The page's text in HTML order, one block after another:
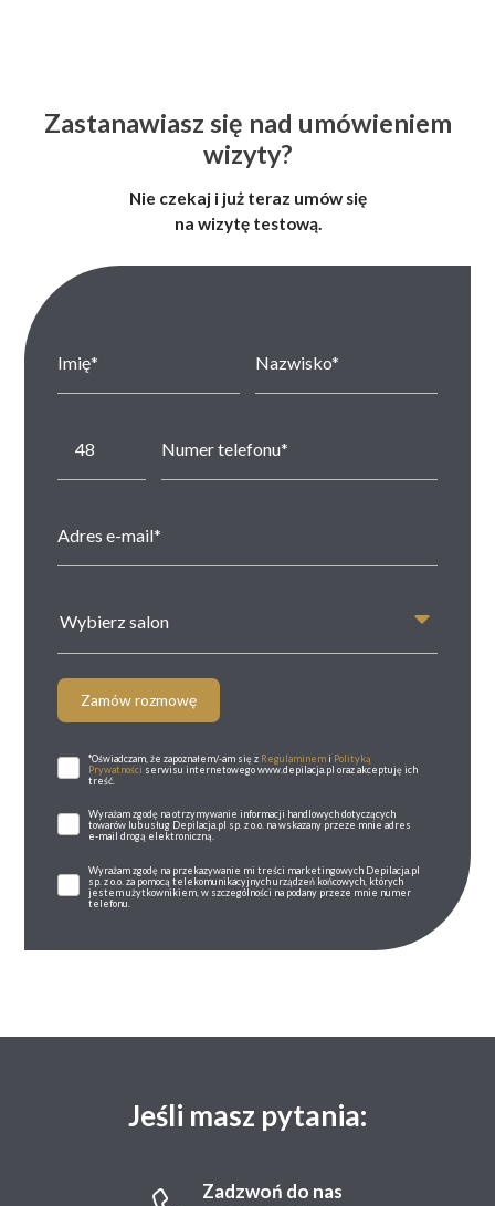
Zastanawiasz się nad umówieniem
wizyty?
Nie czekaj i już teraz umów się
na wizytę testową.
Wybierz salon
Zamów rozmowę
*Oświadczam, że zapoznałem/-am się z Regulaminemi Polityką
Prywatności serwisu internetowego www.depilacja.pl oraz akceptuję ich
treść.
Wyrażam zgodę na otrzymywanie informacji handlowych dotyczących
towarów lub usług Depilacja.pl sp. z o.o. na wskazany przeze mnie adres
e-mail drogą elektroniczną.
Wyrażam zgodę na przekazywanie mi treści marketingowych Depilacja.pl
sp. z o.o. za pomocą telekomunikacyjnych urządzeń końcowych, których
jestem użytkownikiem, w szczególności na podany przeze mnie numer
telefonu.
Jeśli masz pytania:
Zadzwoń do nas